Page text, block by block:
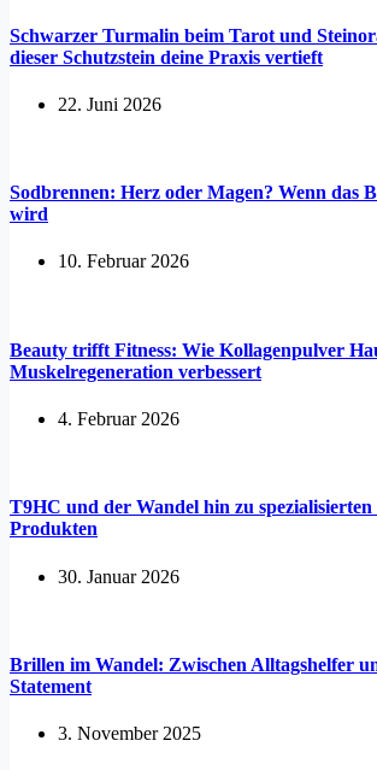
Schwarzer Turmalin beim Tarot und
dieser Schutzstein deine Praxis vertieft
22. Juni 2026
Sodbrennen: Herz oder Magen? Wenn das
wird
10. Februar 2026
Beauty trifft Fitness: Wie Kollagenpulver
Muskelregeneration verbessert
4. Februar 2026
T9HC und der Wandel hin zu
Produkten
30. Januar 2026
Brillen im Wandel: Zwischen Alltagshelfer
Statement
3. November 2025